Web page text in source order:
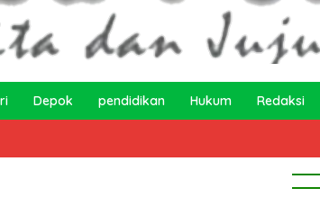
Depok pendidikan Hukum Redaksi